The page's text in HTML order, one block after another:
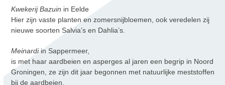
Kwekerij Bazuin in Eelde
Hier zijn vaste planten en zomersnijbloemen, ook veredelen zij
nieuwe soorten Salvia’s en Dahlia’s.
Meinardiin Sappermeer,
is met haar aardbeien en asperges al jaren een begrip in Noord
Groningen, ze zijn dit jaar begonnen met natuurlijke meststoffen
bij de aardbeien.